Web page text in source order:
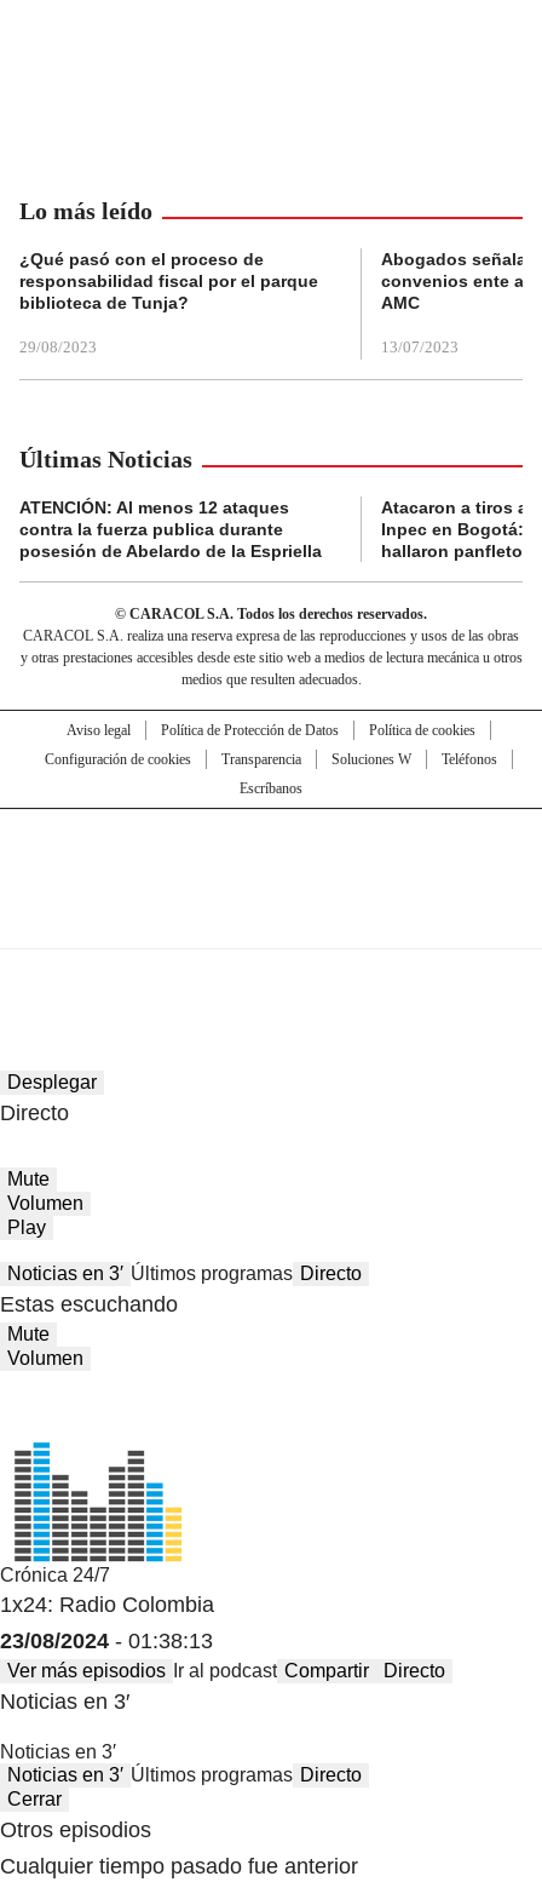
Lo más leído
¿Qué pasó con el proceso de
responsabilidad fiscal por el parque
biblioteca de Tunja?
29/08/2023
Abogados
convenios ente
AMC
13/07/2023
Últimas Noticias
ATENCIÓN: Al menos 12 ataques
contra la fuerza publica durante
posesión de Abelardo de la Espriella
Atacaron a tiros a
Inpec en Bogotá:
hallaron panfletos
© CARACOL S.A. Todos los derechos reservados.
CARACOL S.A. realiza una reserva expresa de las reproducciones y usos de las obras
y otras prestaciones accesibles desde este sitio web a medios de lectura mecánica u otros
medios que resulten adecuados.
Aviso legal Política de Protección de Datos
Política de cookies
Configuración de cookies
Transparencia Soluciones W
Teléfonos
Escríbanos
Desplegar
Directo
Mute
Volumen
Play
Noticias en 3′ Últimos programas Directo
Estas escuchando
Mute
Volumen
Crónica 24/7
1x24: Radio Colombia
23/08/2024 - 01:38:13
Ver más episodios Ir al podcast Compartir Directo
Noticias en 3′
Noticias en 3′
Noticias en 3′ Últimos programas Directo
Cerrar
Otros episodios
Cualquier tiempo pasado fue anterior